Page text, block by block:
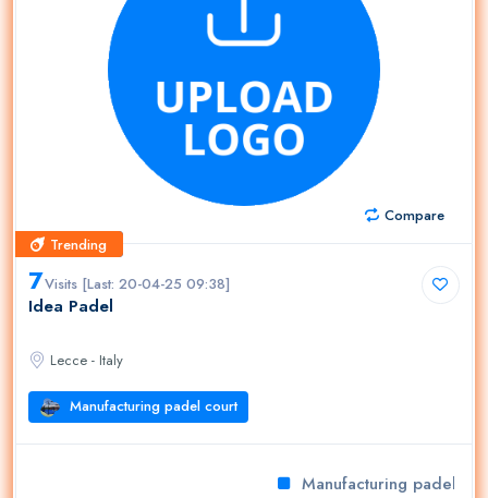
Compare
Trending
Trending
7Visits [Last: 20-04-25 09:38]
Idea Padel
Lecce - Italy
Manufacturing padel court
Manufacturing padel